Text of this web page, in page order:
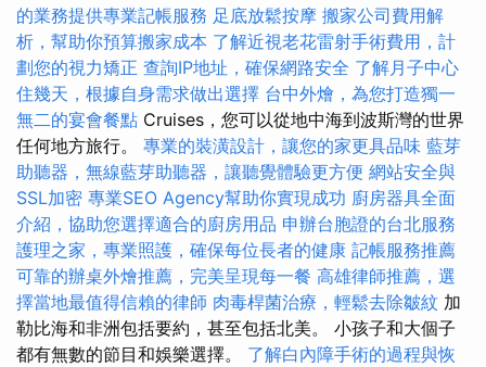
的業務提供專業記帳服務 足底放鬆按摩 搬家公司費用解
析，幫助你預算搬家成本 了解近視老花雷射手術費用，計
劃您的視力矯正 查詢IP地址，確保網路安全 了解月子中心
住幾天，根據自身需求做出選擇 台中外燴，為您打造獨一
無二的宴會餐點 Cruises，您可以從地中海到波斯灣的世界
任何地方旅行。 專業的裝潢設計，讓您的家更具品味 藍芽
助聽器，無線藍芽助聽器，讓聽覺體驗更方便 網站安全與
SSL加密 專業SEO Agency幫助你實現成功 廚房器具全面
介紹，協助您選擇適合的廚房用品 申辦台胞證的台北服務
護理之家，專業照護，確保每位長者的健康 記帳服務推薦
可靠的辦桌外燴推薦，完美呈現每一餐 高雄律師推薦，選
擇當地最值得信賴的律師 肉毒桿菌治療，輕鬆去除皺紋 加
勒比海和非洲包括要約，甚至包括北美。 小孩子和大個子
都有無數的節目和娛樂選擇。 了解白內障手術的過程與恢